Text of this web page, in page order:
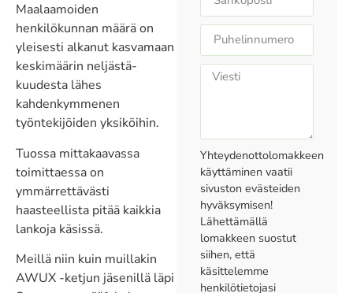
Maalaamoiden
henkilökunnan määrä on
yleisesti alkanut kasvamaan
keskimäärin neljästä-
kuudesta lähes
kahdenkymmenen
työntekijöiden yksiköihin.
Tuossa mittakaavassa
toimittaessa on
ymmärrettävästi
haasteellista pitää kaikkia
lankoja käsissä.
Meillä niin kuin muillakin
AWUX -ketjun jäsenillä läpi
Yhteydenottolomakkeen
käyttäminen vaatii
sivuston evästeiden
hyväksymisen!
Lähettämällä
lomakkeen suostut
siihen, että
käsittelemme
henkilötietojasi